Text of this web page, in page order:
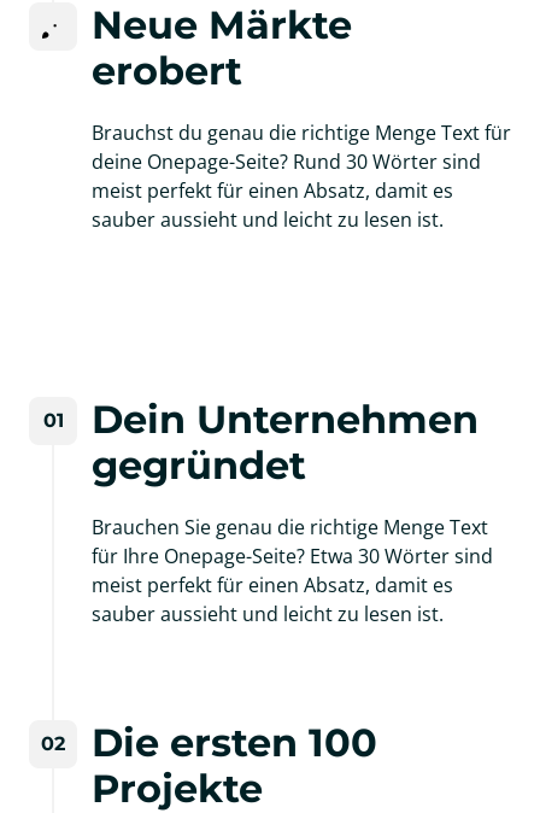
Neue Märkte
erobert
Brauchst du genau die richtige Menge Text für
deine Onepage-Seite? Rund 30 Wörter sind
meist perfekt für einen Absatz, damit es
sauber aussieht und leicht zu lesen ist.
01
Dein Unternehmen
gegründet
Brauchen Sie genau die richtige Menge Text
für Ihre Onepage-Seite? Etwa 30 Wörter sind
meist perfekt für einen Absatz, damit es
sauber aussieht und leicht zu lesen ist.
02
Die ersten 100
Projekte